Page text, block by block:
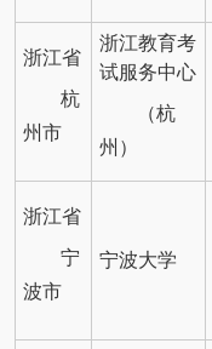
浙江省
杭
州市
浙江教育考
试服务中心
（杭
州）
浙江省
宁
波市
宁波大学